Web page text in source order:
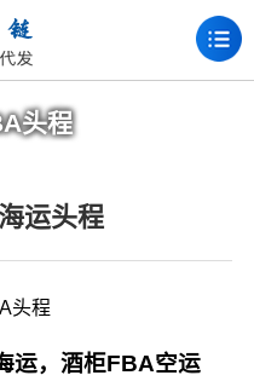
头程
运头程
运，酒柜FBA空运